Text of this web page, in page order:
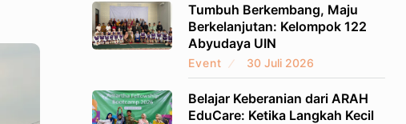
Tumbuh Berkembang, Maju
Berkelanjutan: Kelompok 122
Abyudaya UIN
Event 30 Juli 2026
Belajar Keberanian dari ARAH
EduCare: Ketika Langkah Kecil